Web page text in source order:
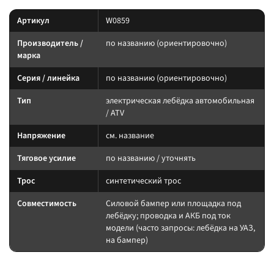
Артикул
W0859
Производитель /
марка
по названию (ориентировочно)
Серия / линейка
по названию (ориентировочно)
Тип
электрическая лебёдка автомобильная
/ ATV
Напряжение
см. название
Тяговое усилие
по названию / уточнять
Трос
синтетический трос
Совместимость
Силовой бампер или площадка под
лебёдку; проводка и АКБ под ток
модели (часто запросы: лебёдка на УАЗ,
на бампер)